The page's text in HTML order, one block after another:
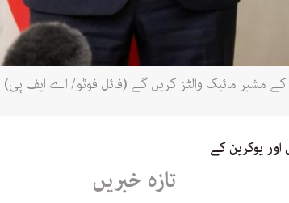
مشیر مائیک والٹز کریں گے (فائل فوٹو/ اے ایف پی)
یوکرین کے
تازہ خبریں